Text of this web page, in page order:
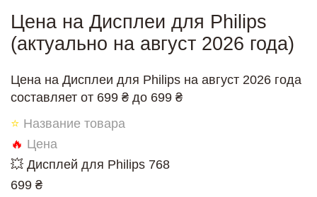
Цена на Дисплеи для Philips
(актуально на август 2026 года)
Цена на Дисплеи для Philips на август 2026 года
составляет от 699 ₴ до 699 ₴
⭐ Название товара
🔥 Цена
💥 Дисплей для Philips 768
699 ₴